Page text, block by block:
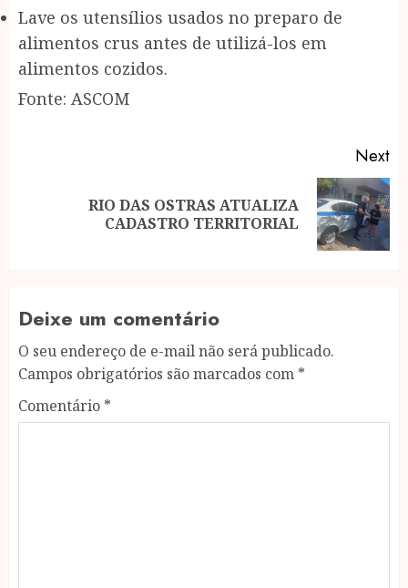
Lave os utensílios usados no preparo de
alimentos crus antes de utilizá-los em
alimentos cozidos.
Fonte: ASCOM
Next
RIO DAS OSTRAS ATUALIZA
CADASTRO TERRITORIAL
Deixe um comentário
O seu endereço de e-mail não será publicado.
Campos obrigatórios são marcados com *
Comentário *